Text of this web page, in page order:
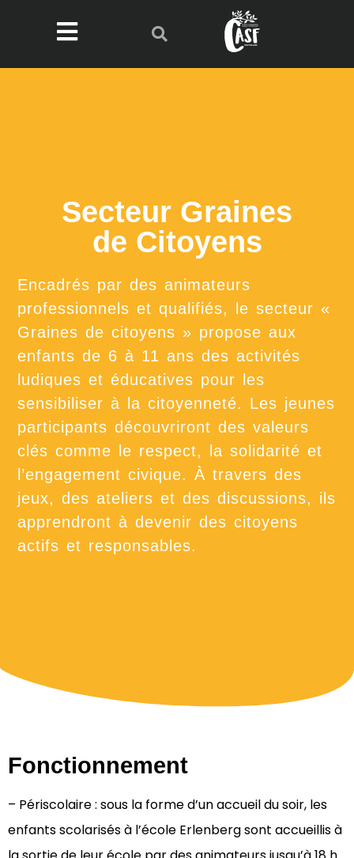
Secteur Graines
de Citoyens
Encadrés par des animateurs
professionnels et qualifiés, le secteur «
Graines de citoyens » propose aux
enfants de 6 à 11 ans des activités
ludiques et éducatives pour les
sensibiliser à la citoyenneté. Les jeunes
participants découvriront des valeurs
clés comme le respect, la solidarité et
l’engagement civique. À travers des
jeux, des ateliers et des discussions, ils
apprendront à devenir des citoyens
actifs et responsables.
Fonctionnement
– Périscolaire : sous la forme d’un accueil du soir, les
enfants scolarisés à l’école Erlenberg sont accueillis à